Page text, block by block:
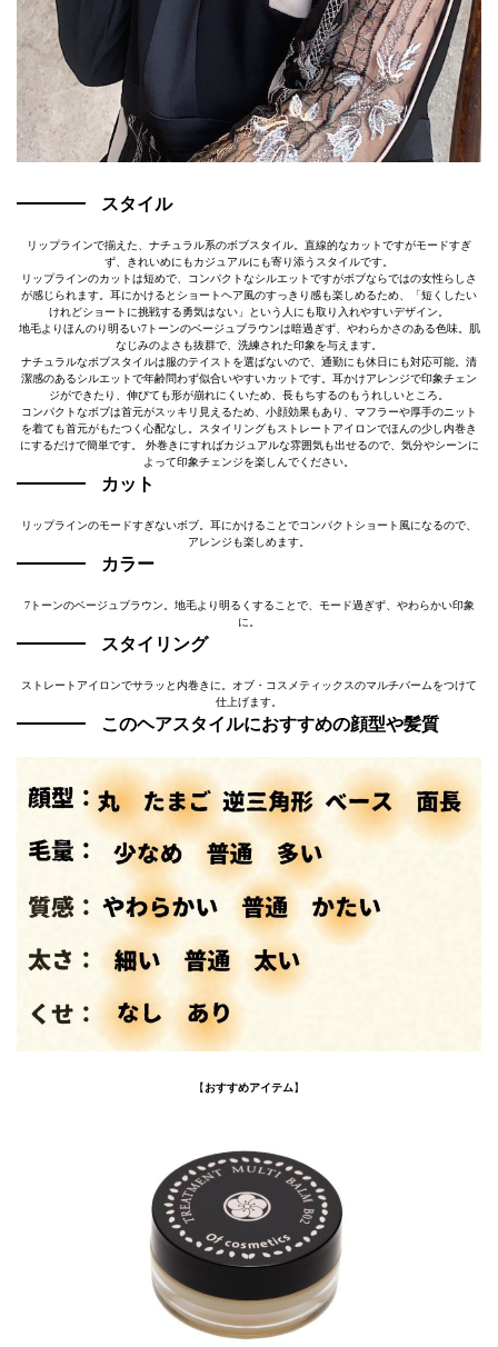
スタイル
リップラインで揃えた、ナチュラル系のボブスタイル。直線的なカットですがモードすぎ
ず、きれいめにもカジュアルにも寄り添うスタイルです。
リップラインのカットは短めで、コンパクトなシルエットですがボブならではの女性らしさ
が感じられます。耳にかけるとショートヘア風のすっきり感も楽しめるため、「短くしたい
けれどショートに挑戦する勇気はない」という人にも取り入れやすいデザイン。
地毛よりほんのり明るい7トーンのベージュブラウンは暗過ぎず、やわらかさのある色味。肌
なじみのよさも抜群で、洗練された印象を与えます。
ナチュラルなボブスタイルは服のテイストを選ばないので、通勤にも休日にも対応可能。清
潔感のあるシルエットで年齢問わず似合いやすいカットです。耳かけアレンジで印象チェン
ジができたり、伸びても形が崩れにくいため、長もちするのもうれしいところ。
コンパクトなボブは首元がスッキリ見えるため、小顔効果もあり、マフラーや厚手のニット
を着ても首元がもたつく心配なし。スタイリングもストレートアイロンでほんの少し内巻き
にするだけで簡単です。 外巻きにすればカジュアルな雰囲気も出せるので、気分やシーンに
よって印象チェンジを楽しんでください。
カット
リップラインのモードすぎないボブ。耳にかけることでコンパクトショート風になるので、
アレンジも楽しめます。
カラー
7トーンのベージュブラウン。地毛より明るくすることで、モード過ぎず、やわらかい印象
に。
スタイリング
ストレートアイロンでサラッと内巻きに。オブ・コスメティックスのマルチバームをつけて
仕上げます。
このヘアスタイルにおすすめの顔型や髪質
【おすすめアイテム】